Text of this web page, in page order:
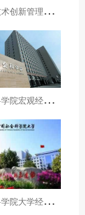
北
京大学技术创新管理与数码营销和澳门旅游大学DBA招生简章（博士学位）
中
国社会科学院宏观经济与战略管理高级研修班招生简章
中
国社会科学院大学经济学院国民经济学高级课程招生简章